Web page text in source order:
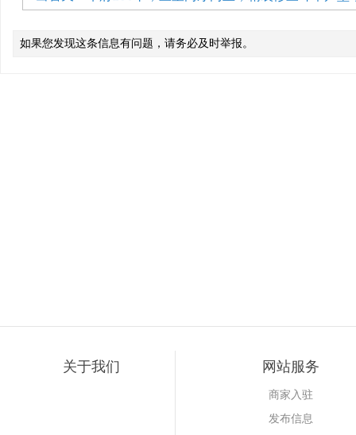
如果您发现这条信息有问题，请务必及时举报。
关于我们 网站服务
商家入驻
发布信息